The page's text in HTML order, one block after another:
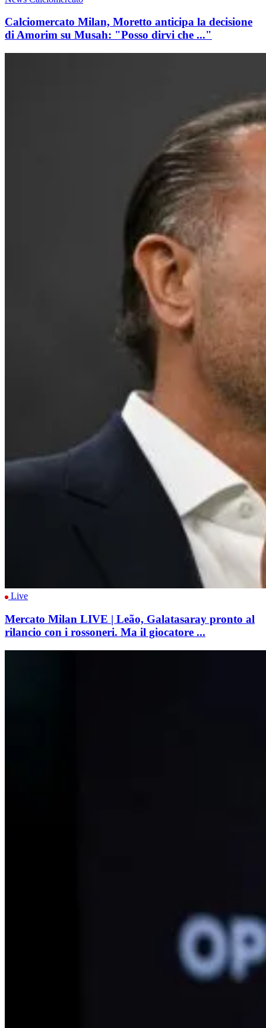
Calciomercato Milan, Moretto anticipa la decisione
di Amorim su Musah: "Posso dirvi che ..."
Live
Mercato Milan LIVE | Leão, Galatasaray pronto al
rilancio con i rossoneri. Ma il giocatore ...